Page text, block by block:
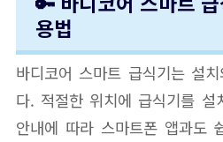
용법
바디코어 스마트 급식기는 설
다. 적절한 위치에 급식기를
안내에 따라 스마트폰 앱과도